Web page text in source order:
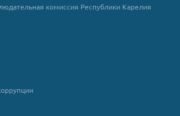
комиссия Республики Карелия